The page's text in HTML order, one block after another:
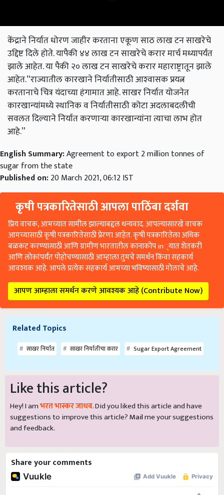
केंद्राने निर्यात धोरण जाहीर करताना एकूण साठ लाख टन साखरेचे
उद्दिष्ट दिले होते. यापैकी ४४ लाख टन साखरेचे करार मार्च मध्यापर्यंत
झाले आहेत. या पैकी २० लाख टन साखरेचे करार महाराष्ट्रातून झाले
आहेत.“राज्यातील कारखाने निर्यातीसाठी आश्‍वासक प्रयत्न
करतानाचे चित्र यंदाच्या हंगामात आहे. साखर निर्यात योजनेत
कारखान्यांमध्ये स्थानिक व निर्यातीसाठी कोटा अदलाबदलीची
सवलत दिल्याने निर्यात करणाऱ्या कारखान्यांना त्याचा लाभ होत
आहे.”
English Summary:Agreement to export 2 million tonnes of
sugar from the state
Published on:20 March 2021, 06:12 IST
कृषी पत्रकारितेसाठी आपला पाठिंबा दर्शवा
प्रिय वाचक, आमच्यात सामील झाल्याबद्दल धन्यवाद. आपल्यासारखे वाचक
आमच्यासाठी कृषी पत्रकारितेसाठी प्रेरणा आहेत. कृषी पत्रकारितेला अधिक
बळकट करण्यासाठी आणि ग्रामीण भारतातील कानाकोप in्यात शेतकरी
आणि लोकांपर्यंत पोहोचण्यासाठी आम्हाला तुमचे समर्थन किंवा सहकार्य
आवश्यक आहे. आपले प्रत्येक सहकार्य आमच्या भविष्यासाठी मोलाचे आहे.
आपण आम्हाला समर्थन करणे आवश्यक आहे (Contribute Now)
Related Topics
साखर निर्यात साखर निर्यातीचा करार Sugar Export Agreement
Like this article?
Hey! I amभरत भास्कर जाधव. Did you liked this article and have
suggestions to improve this article?Mailme your suggestions
and feedback.
Share your comments